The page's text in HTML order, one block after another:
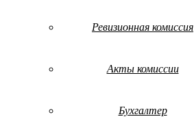
Ревизионная комиссия
Акты комиссии
Бухгалтер